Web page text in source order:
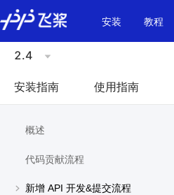
\u200E
安装
教程
2.4
安装指南 使用指南
概述
代码贡献流程
新增 API 开发&提交流程